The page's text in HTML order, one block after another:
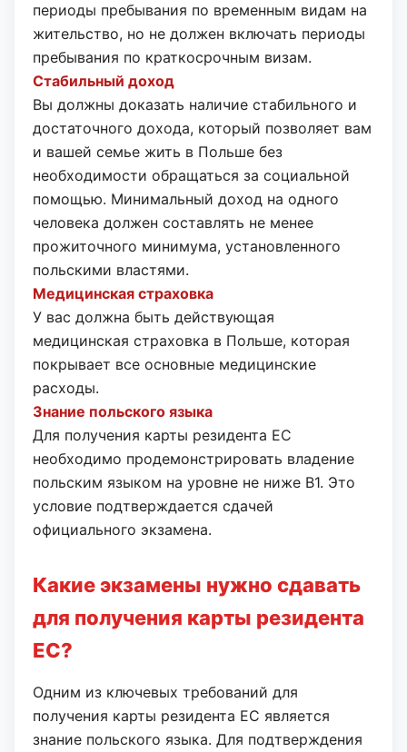
периоды пребывания по временным видам на
жительство, но не должен включать периоды
пребывания по краткосрочным визам.
Стабильный доход
Вы должны доказать наличие стабильного и
достаточного дохода, который позволяет вам
и вашей семье жить в Польше без
необходимости обращаться за социальной
помощью. Минимальный доход на одного
человека должен составлять не менее
прожиточного минимума, установленного
польскими властями.
Медицинская страховка
У вас должна быть действующая
медицинская страховка в Польше, которая
покрывает все основные медицинские
расходы.
Знание польского языка
Для получения карты резидента ЕС
необходимо продемонстрировать владение
польским языком на уровне не ниже B1. Это
условие подтверждается сдачей
официального экзамена.
Какие экзамены нужно сдавать
для получения карты резидента
ЕС?
Одним из ключевых требований для
получения карты резидента ЕС является
знание польского языка. Для подтверждения